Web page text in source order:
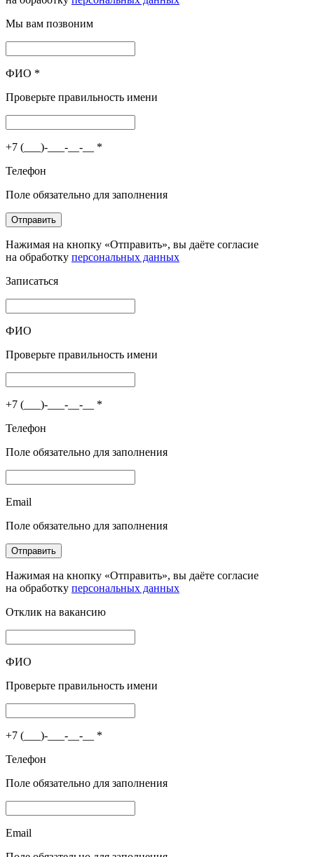
Мы вам позвоним
ФИО *
Проверьте правильность имени
+7 (___)-___-__-__ *
Телефон
Поле обязательно для заполнения
Отправить
Нажимая на кнопку «Отправить», вы даёте согласие
на обработку персональных данных
Записаться
ФИО
Проверьте правильность имени
+7 (___)-___-__-__ *
Телефон
Поле обязательно для заполнения
Email
Поле обязательно для заполнения
Отправить
Нажимая на кнопку «Отправить», вы даёте согласие
на обработку персональных данных
Отклик на вакансию
ФИО
Проверьте правильность имени
+7 (___)-___-__-__ *
Телефон
Поле обязательно для заполнения
Email